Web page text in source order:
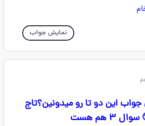
نمایش جواب
این دو تا رو میدونین؟تاج
هم هست